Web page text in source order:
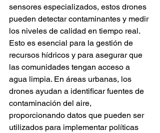
sensores especializados, estos drones
pueden detectar contaminantes y medir
los niveles de calidad en tiempo real.
Esto es esencial para la gestión de
recursos hídricos y para asegurar que
las comunidades tengan acceso a
agua limpia. En áreas urbanas, los
drones ayudan a identificar fuentes de
contaminación del aire,
proporcionando datos que pueden ser
utilizados para implementar políticas